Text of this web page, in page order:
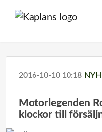
2016-10-10 10:18
Motorlegenden
klockor till